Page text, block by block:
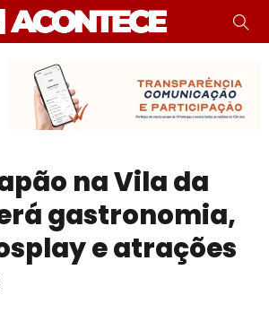
na Vila da
gastronomia,
e atrações